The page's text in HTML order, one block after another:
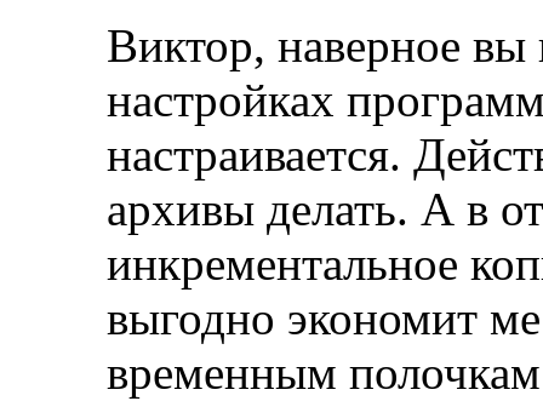
Виктор, наверное вы
настройках
настраивается.
архивы делать. А в
инкрементальное
выгодно экономит
временным